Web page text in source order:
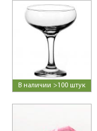
В наличии >100 штук